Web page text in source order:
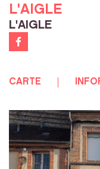
L'AIGLE
L'AIGLE
CARTE